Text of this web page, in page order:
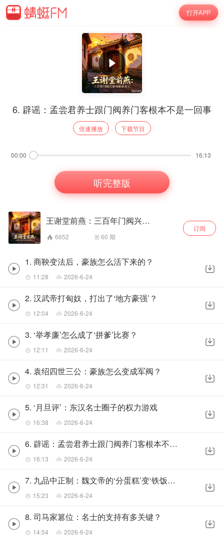
打开APP
6. 辟谣：孟尝君养士跟门阀养门客根本不是一回事
倍速播放 下载节目
00:00 16:13
听完整版
王谢堂前燕：三百年门阀兴衰与阶层启示
6652 60 期
订阅
1. 商鞅变法后，豪族怎么活下来的？
11:28 2026-6-24
2. 汉武帝打匈奴，打出了‘地方豪强’？
12:04 2026-6-24
3. ‘举孝廉’怎么成了‘拼爹’比赛？
12:11 2026-6-24
4. 袁绍四世三公：豪族怎么变成军阀？
12:31 2026-6-24
5. ‘月旦评’：东汉名士圈子的权力游戏
16:38 2026-6-24
6. 辟谣：孟尝君养士跟门阀养门客根本不是一回事
16:13 2026-6-24
7. 九品中正制：魏文帝的‘分蛋糕’变‘铁饭碗’
15:23 2026-6-24
8. 司马家篡位：名士的支持有多关键？
14:54 2026-6-24